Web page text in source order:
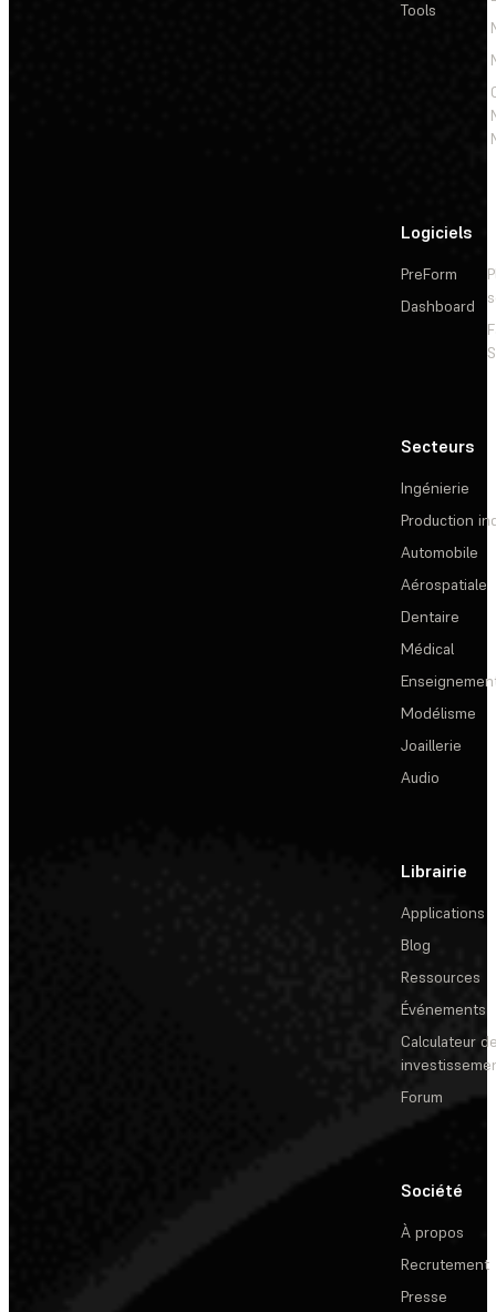
Tools
Logiciels
PreForm
Dashboard
Secteurs
Ingénierie
Production
Automobile
Aérospatiale
Dentaire
Médical
Modélisme
Joaillerie
Audio
Librairie
Applications
Blog
Ressources
Événements
Calculateur
Forum
Société
À propos
Recrutement
Presse